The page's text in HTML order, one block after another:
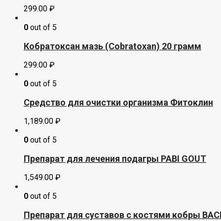
299.00 ₽
0 out of 5
Кобратоксан мазь (Cobratoxan) 20 грамм
299.00 ₽
0 out of 5
Средство для очистки организма Фитоклин
1,189.00 ₽
0 out of 5
Препарат для лечения подагры PABI GOUT
1,549.00 ₽
0 out of 5
Препарат для суставов с костями кобры